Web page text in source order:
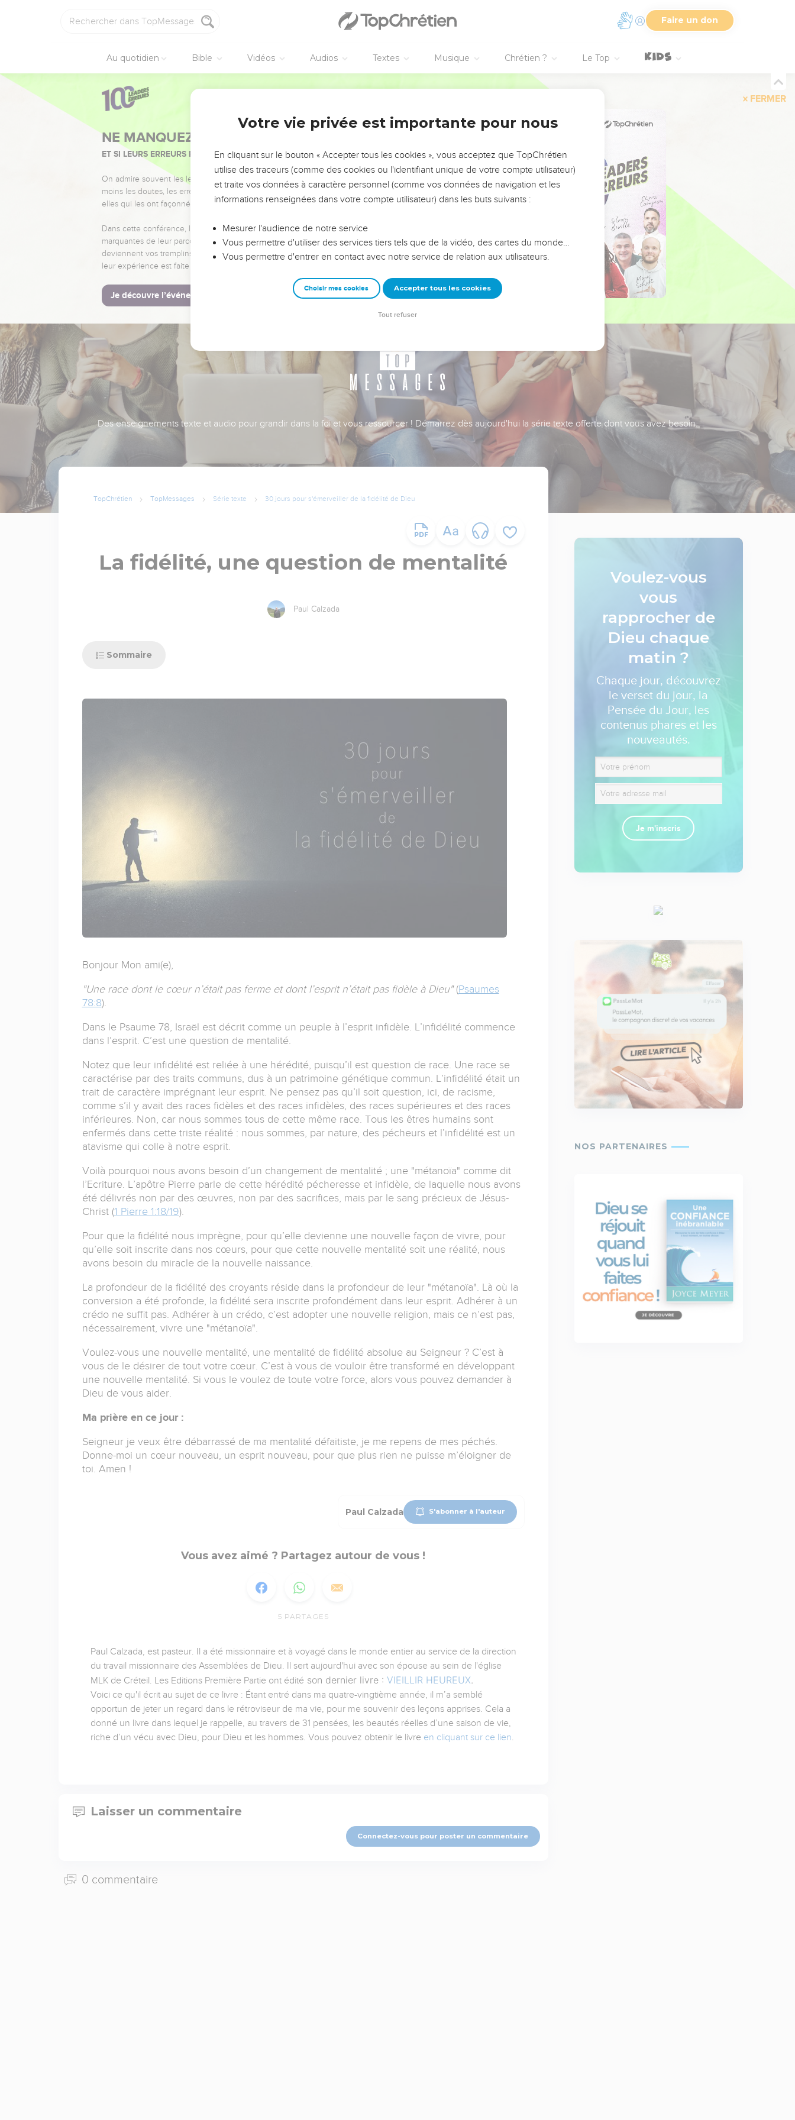
Faire un don
Au quotidien Bible Vidéos Audios Textes Musique Chrétien ? Le Top
FERMER
NE MANQUEZ PAS L’ÉVÉNEMENT DE L’ANNÉE !
ET SI LEURS ERREURS POUVAIENT VOUS ÉVITER LES VOTRES ?
On admire souvent les leaders pour leurs réussites, leur impact, leur foi ou leur vision. Mais on voit
moins les doutes, les erreurs et les saisons difficiles qu'ils ont traversés, alors même que ce sont
elles qui les ont façonnés.
Dans cette conférence, leaders, entrepreneurs, et responsables reviennent sur les erreurs
marquantes de leur parcours et les clés pour avancer avec plus de sagesse afin que leurs erreurs
deviennent vos tremplins. Que vous guidiez un ministère, une équipe, un groupe ou une famille,
leur expérience est faite pour vous.
Je découvre l’événement
Des enseignements texte et audio pour grandir dans la foi et vous ressourcer ! Démarrez dès aujourd'hui la série texte offerte dont vous avez besoin.
TopChrétien TopMessages Série texte 30 jours pour s'émerveiller de la fidélité de Dieu
La fidélité, une question de mentalité
Paul Calzada
Sommaire
Bonjour Mon ami(e),
"Une race dont le cœur n’était pas ferme et dont l’esprit n’était pas fidèle à Dieu"(Psaumes
78:8).
Dans le Psaume 78, Israël est décrit comme un peuple à l’esprit infidèle. L’infidélité commence
dans l’esprit. C’est une question de mentalité.
Notez que leur infidélité est reliée à une hérédité, puisqu’il est question de race. Une race se
caractérise par des traits communs, dus à un patrimoine génétique commun. L’infidélité était un
trait de caractère imprégnant leur esprit. Ne pensez pas qu’il soit question, ici, de racisme,
comme s’il y avait des races fidèles et des races infidèles, des races supérieures et des races
inférieures. Non, car nous sommes tous de cette même race. Tous les êtres humains sont
enfermés dans cette triste réalité : nous sommes, par nature, des pécheurs et l’infidélité est un
atavisme qui colle à notre esprit.
Voilà pourquoi nous avons besoin d’un changement de mentalité ; une "métanoïa" comme dit
l’Ecriture. L’apôtre Pierre parle de cette hérédité pécheresse et infidèle, de laquelle nous avons
été délivrés non par des œuvres, non par des sacrifices, mais par le sang précieux de Jésus-
Christ (1 Pierre 1:18/19).
Pour que la fidélité nous imprègne, pour qu’elle devienne une nouvelle façon de vivre, pour
qu’elle soit inscrite dans nos cœurs, pour que cette nouvelle mentalité soit une réalité, nous
avons besoin du miracle de la nouvelle naissance.
La profondeur de la fidélité des croyants réside dans la profondeur de leur "métanoïa". Là où la
conversion a été profonde, la fidélité sera inscrite profondément dans leur esprit. Adhérer à un
crédo ne suffit pas. Adhérer à un crédo, c’est adopter une nouvelle religion, mais ce n’est pas,
nécessairement, vivre une "métanoïa".
Voulez-vous une nouvelle mentalité, une mentalité de fidélité absolue au Seigneur ? C’est à
vous de le désirer de tout votre cœur. C’est à vous de vouloir être transformé en développant
une nouvelle mentalité. Si vous le voulez de toute votre force, alors vous pouvez demander à
Dieu de vous aider.
Ma prière en ce jour :
Seigneur je veux être débarrassé de ma mentalité défaitiste, je me repens de mes péchés.
Donne-moi un cœur nouveau, un esprit nouveau, pour que plus rien ne puisse m’éloigner de
toi. Amen !
Paul Calzada S'abonner à l'auteur
Vous avez aimé ? Partagez autour de vous !
5 PARTAGES
Paul Calzada, est pasteur. Il a été missionnaire et à voyagé dans le monde entier au service de la direction
du travail missionnaire des Assemblées de Dieu. Il sert aujourd'hui avec son épouse au sein de l'église
MLK de Créteil. Les Editions Première Partie ont édité son dernier livre : VIEILLIR HEUREUX.
Voici ce qu'il écrit au sujet de ce livre : Étant entré dans ma quatre-vingtième année, il m’a semblé
opportun de jeter un regard dans le rétroviseur de ma vie, pour me souvenir des leçons apprises. Cela a
donné un livre dans lequel je rappelle, au travers de 31 pensées, les beautés réelles d’une saison de vie,
riche d’un vécu avec Dieu, pour Dieu et les hommes. Vous pouvez obtenir le livre en cliquant sur ce lien.
Laisser un commentaire
Connectez-vous pour poster un commentaire
0 commentaire
Voulez-vous
vous
rapprocher de
Dieu chaque
matin ?
Chaque jour, découvrez
le verset du jour, la
Pensée du Jour, les
contenus phares et les
nouveautés.
Je m'inscris
Votre vie privée est importante pour nous
En cliquant sur le bouton « Accepter tous les cookies », vous acceptez que TopChrétien
utilise des traceurs (comme des cookies ou l'identifiant unique de votre compte utilisateur)
et traite vos données à caractère personnel (comme vos données de navigation et les
informations renseignées dans votre compte utilisateur) dans les buts suivants :
Mesurer l'audience de notre service
Vous permettre d'utiliser des services tiers tels que de la vidéo, des cartes du monde…
Vous permettre d'entrer en contact avec notre service de relation aux utilisateurs.
Choisir mes cookies Accepter tous les cookies
Tout refuser